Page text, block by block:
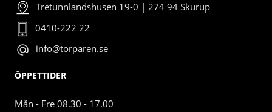
Tretunnlandshusen 19-0 | 274 94 Skurup
0410-222 22
info@torparen.se
ÖPPETTIDER
Mån - Fre 08.30 - 17.00